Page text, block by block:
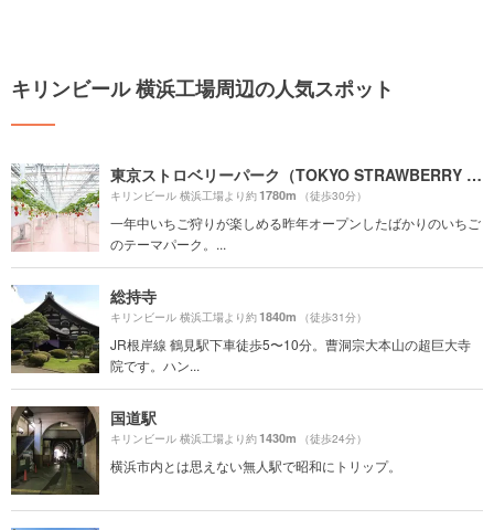
キリンビール 横浜工場周辺の人気スポット
東京ストロベリーパーク（TOKYO STRAWBERRY PARK）
キリンビール 横浜工場より約1780m （徒歩30分）
一年中いちご狩りが楽しめる昨年オープンしたばかりのいちご
のテーマパーク。...
総持寺
キリンビール 横浜工場より約1840m （徒歩31分）
JR根岸線 鶴見駅下車徒歩5〜10分。曹洞宗大本山の超巨大寺
院です。ハン...
国道駅
キリンビール 横浜工場より約1430m （徒歩24分）
横浜市内とは思えない無人駅で昭和にトリップ。